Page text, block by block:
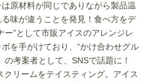
原材料が同じでありながら製品温
味が違うことを発見！食べ方をデ
ー”として市販アイスのアレンジレ
を手がけており、“かけ合わせグル
の考案者として、SNSで話題に！
リームをテイスティング。アイス